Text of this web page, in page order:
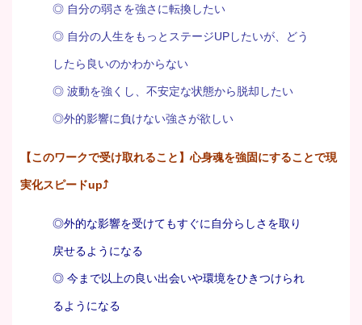
◎ 自分の弱さを強さに転換したい
◎ 自分の人生をもっとステージUPしたいが、どう
したら良いのかわからない
◎ 波動を強くし、不安定な状態から脱却したい
◎外的影響に負けない強さが欲しい
【このワークで受け取れること】心身魂を強固にすることで現
実化スピードup⤴
◎外的な影響を受けてもすぐに自分らしさを取り
戻せるようになる
◎ 今まで以上の良い出会いや環境をひきつけられ
るようになる